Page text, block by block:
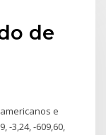
de
e
-3,24, -609,60,